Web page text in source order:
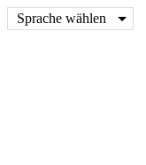
Sprache wählen